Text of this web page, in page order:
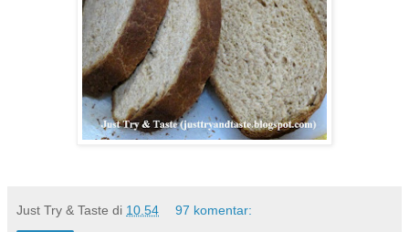
Just Try & Taste di 10.54 97 komentar: